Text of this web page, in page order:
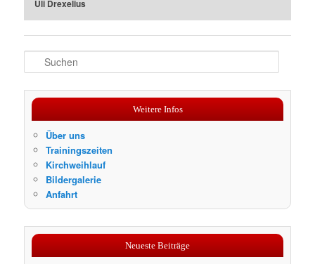
Uli Drexelius
u
Weitere Infos
Über uns
Trainingszeiten
Kirchweihlauf
Bildergalerie
Anfahrt
Neueste Beiträge